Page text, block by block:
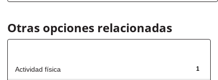
Otras opciones relacionadas
1
Actividad física